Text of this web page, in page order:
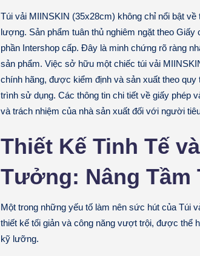
Túi vải MIINSKIN (35x28cm) không chỉ nổi bật
lượng. Sản phẩm tuân thủ nghiêm ngặt theo
phần Intershop cấp. Đây là minh chứng rõ ràng
sản phẩm. Việc sở hữu một chiếc túi vải
chính hãng, được kiểm định và sản xuất theo
trình sử dụng. Các thông tin chi tiết về giấy phép
và trách nhiệm của nhà sản xuất đối với người
Thiết Kế Tinh Tế
Tưởng: Nâng Tầm
Một trong những yếu tố làm nên sức hút của Túi
thiết kế tối giản và công năng vượt trội, được thể
kỹ lưỡng.